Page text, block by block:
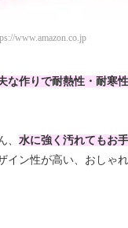
www.amazon.co.jp
な作りで耐熱性・耐寒
、 水に強く汚れてもお
ン性が高い、おしゃ